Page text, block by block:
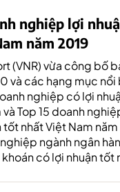
nghiệp lợi
năm 2019
(VNR) vừa công bố
và các hạng mục nổi
nghiệp có lợi
Top 15 doanh
tốt nhất Việt Nam
ngành ngân
có lợi nhuận tốt